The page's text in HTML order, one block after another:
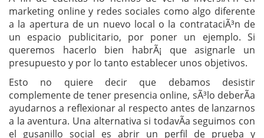
marketing online y redes sociales como algo diferente
a la apertura de un nuevo local o la contrataciÃ³n de
un espacio publicitario, por poner un ejemplo. Si
queremos hacerlo bien habrÃ¡ que asignarle un
presupuesto y por lo tanto establecer unos objetivos.
Esto no quiere decir que debamos desistir
complemente de tener presencia online, sÃ³lo deberÃ­a
ayudarnos a reflexionar al respecto antes de lanzarnos
a la aventura. Una alternativa si todavÃ­a seguimos con
el gusanillo social es abrir un perfil de prueba y